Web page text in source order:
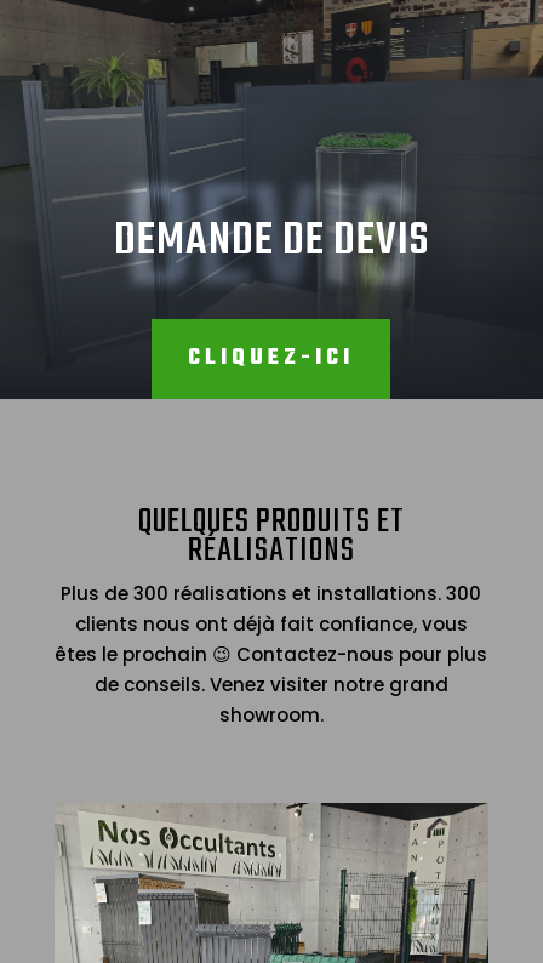
DEVIS
DEMANDE DE DEVIS
CLIQUEZ-ICI
QUELQUES PRODUITS ET
RÉALISATIONS
Plus de 300 réalisations et installations. 300
clients nous ont déjà fait confiance, vous
êtes le prochain 😉 Contactez-nous pour plus
de conseils. Venez visiter notre grand
showroom.